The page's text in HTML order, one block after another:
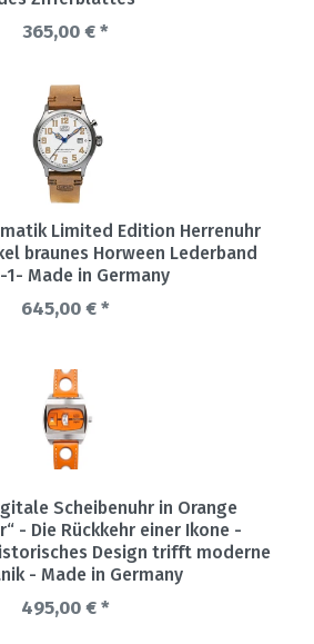
365,00 € *
Limited Edition Herrenuhr
braunes Horween Lederband
1- Made in Germany
645,00 € *
Scheibenuhr in Orange
- Die Rückkehr einer Ikone -
Design trifft moderne
- Made in Germany
495,00 € *